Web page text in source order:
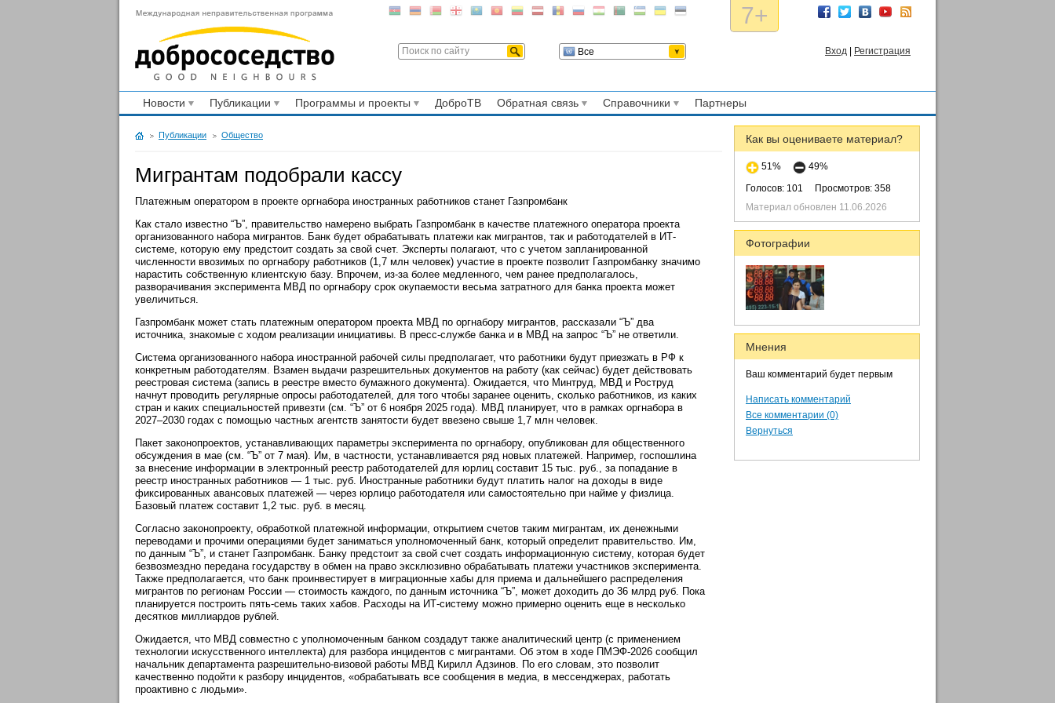
7+
Все Вход Регистрация
Новости Публикации Программы и проекты ДоброТВ Обратная связь Справочники Партнеры
Как вы оцениваете материал?
51%
49%
Голосов: 101
Просмотров: 358
Материал обновлен 11.06.2026
Фотографии
Мнения
Ваш комментарий будет первым
Написать комментарий
Все комментарии (0)
Вернуться
Публикации Общество
Мигрантам подобрали кассу
Платежным оператором в проекте оргнабора иностранных работников станет Газпромбанк
Как стало известно “Ъ”, правительство намерено выбрать Газпромбанк в качестве платежного оператора проекта
организованного набора мигрантов. Банк будет обрабатывать платежи как мигрантов, так и работодателей в ИТ-
системе, которую ему предстоит создать за свой счет. Эксперты полагают, что с учетом запланированной
численности ввозимых по оргнабору работников (1,7 млн человек) участие в проекте позволит Газпромбанку значимо
нарастить собственную клиентскую базу. Впрочем, из-за более медленного, чем ранее предполагалось,
разворачивания эксперимента МВД по оргнабору срок окупаемости весьма затратного для банка проекта может
увеличиться.
Газпромбанк может стать платежным оператором проекта МВД по оргнабору мигрантов, рассказали “Ъ” два
источника, знакомые с ходом реализации инициативы. В пресс-службе банка и в МВД на запрос “Ъ” не ответили.
Система организованного набора иностранной рабочей силы предполагает, что работники будут приезжать в РФ к
конкретным работодателям. Взамен выдачи разрешительных документов на работу (как сейчас) будет действовать
реестровая система (запись в реестре вместо бумажного документа). Ожидается, что Минтруд, МВД и Роструд
начнут проводить регулярные опросы работодателей, для того чтобы заранее оценить, сколько работников, из каких
стран и каких специальностей привезти (см. “Ъ” от 6 ноября 2025 года). МВД планирует, что в рамках оргнабора в
2027–2030 годах с помощью частных агентств занятости будет ввезено свыше 1,7 млн человек.
Пакет законопроектов, устанавливающих параметры эксперимента по оргнабору, опубликован для общественного
обсуждения в мае (см. “Ъ” от 7 мая). Им, в частности, устанавливается ряд новых платежей. Например, госпошлина
за внесение информации в электронный реестр работодателей для юрлиц составит 15 тыс. руб., за попадание в
реестр иностранных работников — 1 тыс. руб. Иностранные работники будут платить налог на доходы в виде
фиксированных авансовых платежей — через юрлицо работодателя или самостоятельно при найме у физлица.
Базовый платеж составит 1,2 тыс. руб. в месяц.
Согласно законопроекту, обработкой платежной информации, открытием счетов таким мигрантам, их денежными
переводами и прочими операциями будет заниматься уполномоченный банк, который определит правительство. Им,
по данным “Ъ”, и станет Газпромбанк. Банку предстоит за свой счет создать информационную систему, которая будет
безвозмездно передана государству в обмен на право эксклюзивно обрабатывать платежи участников эксперимента.
Также предполагается, что банк проинвестирует в миграционные хабы для приема и дальнейшего распределения
мигрантов по регионам России — стоимость каждого, по данным источника “Ъ”, может доходить до 36 млрд руб. Пока
планируется построить пять-семь таких хабов. Расходы на ИТ-систему можно примерно оценить еще в несколько
десятков миллиардов рублей.
Ожидается, что МВД совместно с уполномоченным банком создадут также аналитический центр (с применением
технологии искусственного интеллекта) для разбора инцидентов с мигрантами. Об этом в ходе ПМЭФ-2026 сообщил
начальник департамента разрешительно-визовой работы МВД Кирилл Адзинов. По его словам, это позволит
качественно подойти к разбору инцидентов, «обрабатывать все сообщения в медиа, в мессенджерах, работать
проактивно с людьми».